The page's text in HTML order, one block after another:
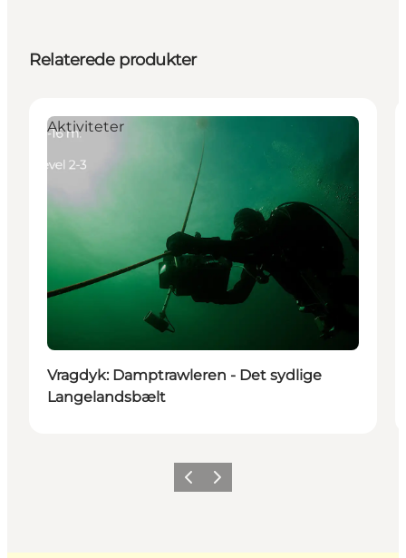
Relaterede produkter
Aktiviteter
Vragdyk: Damptrawleren - Det sydlige
Langelandsbælt
ForrigeNæste